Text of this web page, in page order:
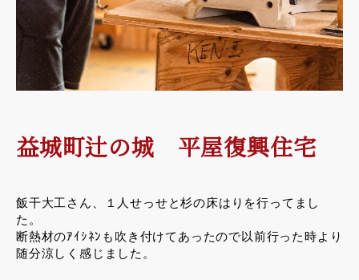
益城町辻の城 平屋復興住宅
飯干大工さん、１人せっせと杉の床はりを行ってまし
た。
断熱材のｱｲｼﾈﾝも吹き付けてあったので以前行った時より
随分涼しく感じました。